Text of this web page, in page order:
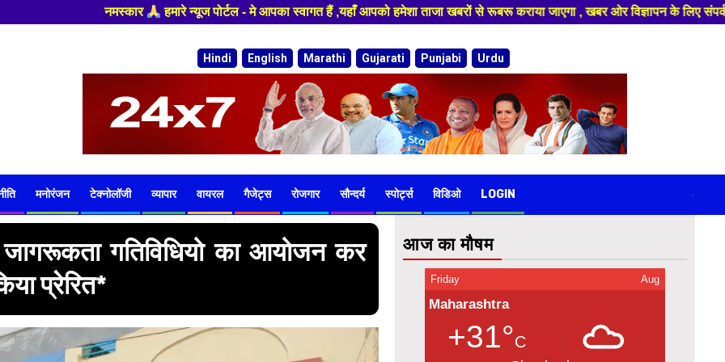
- मे आपका स्वागत हैं ,यहाँ आपको हमेशा ताजा खबरों से रूबरू कराया जाएगा , खबर ओर विज्ञापन के लिए संपर्क करे 9974940324 8955950335
Hindi English Marathi Gujarati Punjabi Urdu
मनोरंजन टेक्नोलॉजी व्यापार वायरल गैजेट्स रोजगार सौन्दर्य स्पोर्ट्स विडिओ LOGIN -
जागरूकता गतिविधियो का आयोजन कर
प्रेरित*
आज का मौषम
Friday Aug
Maharashtra
+31°C